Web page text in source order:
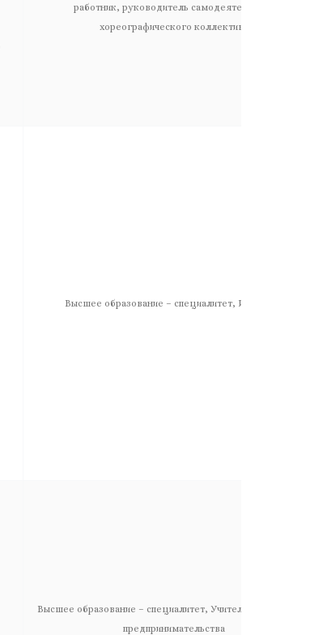
работник, руководитель самодеятельного
хореографического коллектива
Высшее образование – специалитет, Инженер
Высшее образование – специалитет, Учитель технологии и
предпринимательства